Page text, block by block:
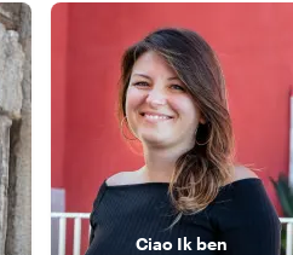
Ciao Ik ben